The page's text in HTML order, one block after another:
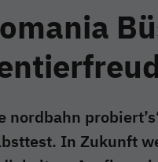
nordbahn
In Zukunft